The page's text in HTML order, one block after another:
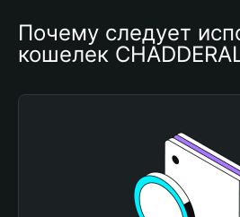
Почему следует
кошелек